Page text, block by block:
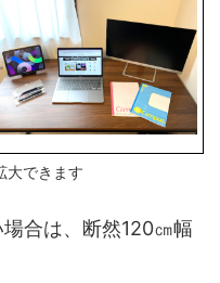
大できます
合は、断然120㎝幅